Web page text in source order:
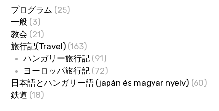
プログラム (25)
一般 (3)
教会 (21)
旅行記(Travel) (163)
ハンガリー旅行記(91)
ヨーロッパ旅行記(72)
日本語とハンガリー語 (japán és magyar nyelv) (60)
鉄道 (18)